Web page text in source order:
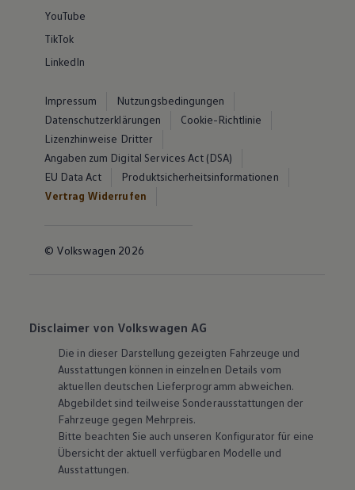
YouTube
TikTok
LinkedIn
Impressum
Nutzungsbedingungen
Datenschutzerklärungen
Cookie-Richtlinie
Lizenzhinweise Dritter
Angaben zum Digital Services Act (DSA)
EU Data Act
Produktsicherheitsinformationen
Vertrag Widerrufen
© Volkswagen 2026
Disclaimer von Volkswagen AG
Die in dieser Darstellung gezeigten Fahrzeuge und
Ausstattungen können in einzelnen Details vom
aktuellen deutschen Lieferprogramm abweichen.
Abgebildet sind teilweise Sonderausstattungen der
Fahrzeuge gegen Mehrpreis.
Bitte beachten Sie auch unseren Konfigurator für eine
Übersicht der aktuell verfügbaren Modelle und
Ausstattungen.